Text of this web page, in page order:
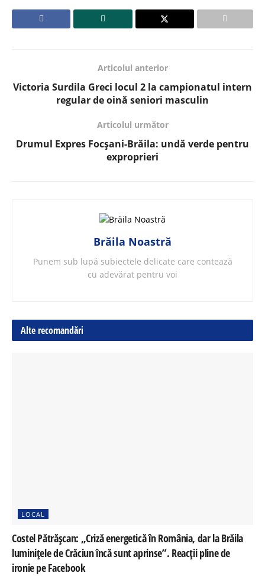
Articolul anterior
Victoria Surdila Greci locul 2 la campionatul intern
regular de oină seniori masculin
Articolul următor
Drumul Expres Focșani-Brăila: undă verde pentru
exproprieri
Brăila Noastră
Punem sub lupă subiectele delicate care contează
cu adevărat pentru voi
Alte recomandări
LOCAL
Costel Pătrășcan: „Criză energetică în România, dar la Brăila
luminițele de Crăciun încă sunt aprinse”. Reacții pline de
ironie pe Facebook